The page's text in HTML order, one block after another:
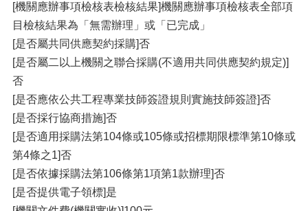
[機關應辦事項檢核表檢核結果]機關應辦事項檢核表全部項
目檢核結果為「無需辦理」或「已完成」
[是否屬共同供應契約採購]否
[是否屬二以上機關之聯合採購(不適用共同供應契約規定)]
否
[是否應依公共工程專業技師簽證規則實施技師簽證]否
[是否採行協商措施]否
[是否適用採購法第104條或105條或招標期限標準第10條或
第4條之1]否
[是否依據採購法第106條第1項第1款辦理]否
[是否提供電子領標]是